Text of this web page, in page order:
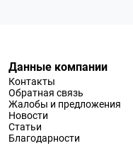
Данные компании
Контакты
Обратная связь
Жалобы и предложения
Новости
Статьи
Благодарности